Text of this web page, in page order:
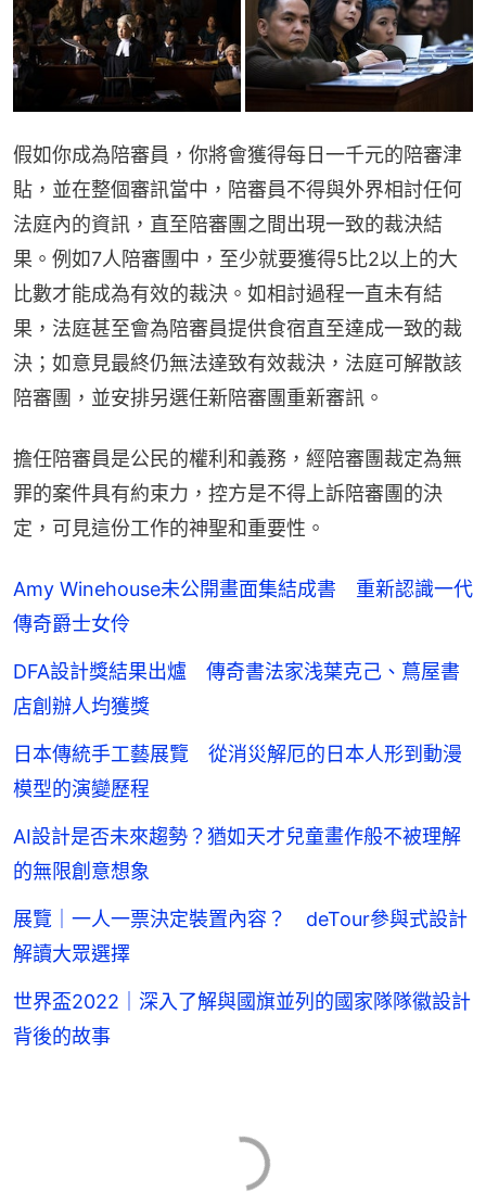
假如你成為陪審員，你將會獲得每日一千元的陪審津
貼，並在整個審訊當中，陪審員不得與外界相討任何
法庭內的資訊，直至陪審團之間出現一致的裁決結
果。例如7人陪審團中，至少就要獲得5比2以上的大
比數才能成為有效的裁決。如相討過程一直未有結
果，法庭甚至會為陪審員提供食宿直至達成一致的裁
決；如意見最終仍無法達致有效裁決，法庭可解散該
陪審團，並安排另選任新陪審團重新審訊。
擔任陪審員是公民的權利和義務，經陪審團裁定為無
罪的案件具有約束力，控方是不得上訴陪審團的決
定，可見這份工作的神聖和重要性。
Amy Winehouse未公開畫面集結成書 重新認識一代
傳奇爵士女伶
DFA設計獎結果出爐 傳奇書法家浅葉克己、蔦屋書
店創辦人均獲獎
日本傳統手工藝展覽 從消災解厄的日本人形到動漫
模型的演變歷程
AI設計是否未來趨勢？猶如天才兒童畫作般不被理解
的無限創意想象
展覽｜一人一票決定裝置內容？ deTour參與式設計
解讀大眾選擇
世界盃2022｜深入了解與國旗並列的國家隊隊徽設計
背後的故事